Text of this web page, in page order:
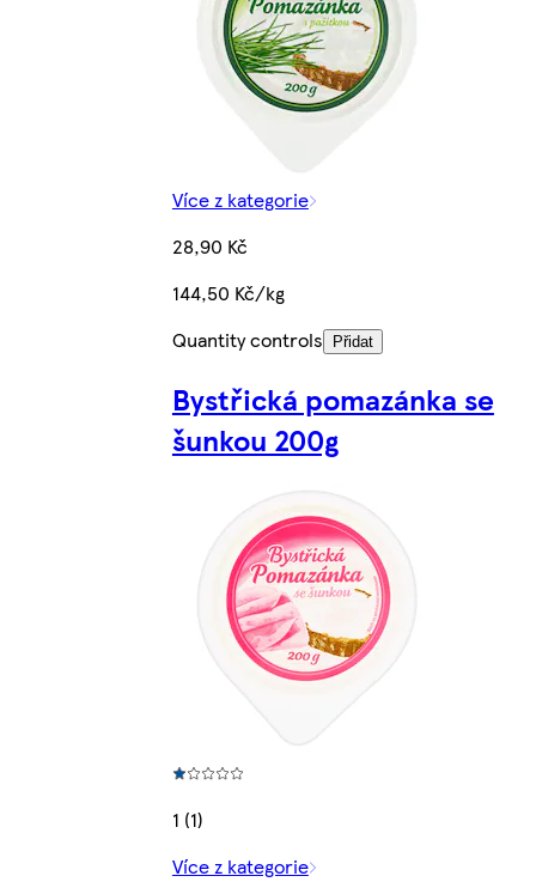
Více z kategorie
28,90 Kč
144,50 Kč/kg
Quantity controls
Přidat
Bystřická pomazánka se
šunkou 200g
1 (1)
Více z kategorie